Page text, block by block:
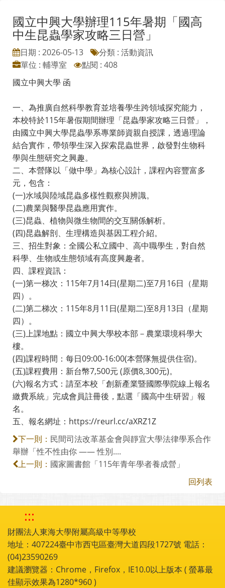
國立中興大學辦理115年暑期「國高
中生昆蟲學家攻略三日營」
日期 : 2026-05-13
分類 : 活動資訊
單位 : 輔導室
點閱 : 408
國立中興大學 函
一、為推廣自然科學教育並培養學生跨領域探究能力，
本校特於115年暑假期間辦理「昆蟲學家攻略三日營」，
由國立中興大學昆蟲學系專業師資親自授課，透過理論
結合實作，帶領學生深入探索昆蟲世界，啟發對生物科
學與生態研究之興趣。
二、本營隊以「做中學」為核心設計，課程內容豐富多
元，包含：
(一)水域與陸域昆蟲多樣性觀察與辨識。
(二)農業與醫學昆蟲應用實作。
(三)昆蟲、植物與微生物間的交互關係解析。
(四)昆蟲解剖、生理構造與基因工程介紹。
三、招生對象：全國公私立國中、高中職學生，對自然
科學、生物或生態領域有高度興趣者。
四、課程資訊：
(一)第一梯次：115年7月14日(星期二)至7月16日（星期
四）。
(二)第二梯次：115年8月11日(星期二)至8月13日（星期
四）。
(三)上課地點：國立中興大學校本部－農業環境科學大
樓。
(四)課程時間：每日09:00-16:00(本營隊無提供住宿)。
(五)課程費用：新台幣7,500元 (原價8,300元)。
(六)報名方式：請至本校「創新產業暨國際學院線上報名
繳費系統」完成會員註冊後，點選「國高中生研習」報
名。
五、報名網址：https://reurl.cc/aXRZ1Z
下一則： 民間司法改革基金會與靜宜大學法律學系合作
舉辦「性不性由你 —— 性別....
上一則： 國家圖書館「115年青年學者養成營」
回列表
:::
財團法人東海大學附屬高級中等學校
地址：407224臺中市西屯區臺灣大道四段1727號 電話：
(04)23590269
建議瀏覽器：Chrome，Firefox，IE10.0以上版本 ( 螢幕最
佳顯示效果為1280*960 )